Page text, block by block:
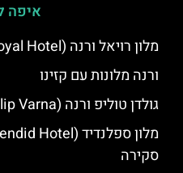
איפה
מלון רויאל ורנה (Royal Hotel) – סקירה
ורנה מלונות עם קזינו
גולדן טוליפ ורנה (Golden Tulip Varna) – סקירה
סקירה